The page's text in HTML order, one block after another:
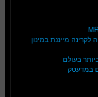
מייננת במינון
בעולם
במדעטק